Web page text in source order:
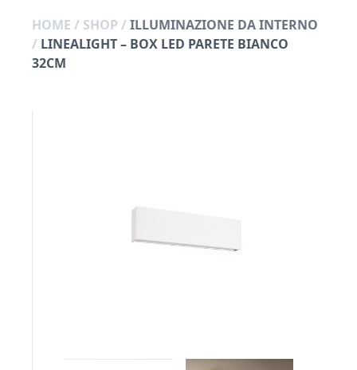
HOME / SHOP / ILLUMINAZIONE DA INTERNO
/ LINEALIGHT – BOX LED PARETE BIANCO
32CM